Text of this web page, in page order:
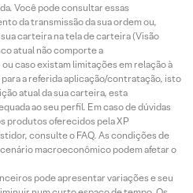
Você pode consultar essas
da transmissão da sua ordem ou,
carteira na tela de carteira (Visão
atual não comporte a
caso existam limitações em relação à
a referida aplicação/contratação, isto
atual da sua carteira, esta
ao seu perfil. Em caso de dúvidas
produtos oferecidos pela XP
consulte o FAQ. As condições de
macroeconômico podem afetar o
pode apresentar variações e seu